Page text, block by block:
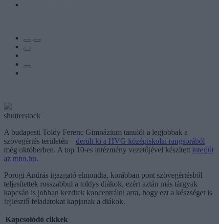
shutterstock
A budapesti Toldy Ferenc Gimnázium tanulói a legjobbak a
szövegértés területén – derült ki a HVG középiskolai rangsorából
még októberben. A top 10-es intézmény vezetőjével készített interjút
az mno.hu.
Porogi András igazgató elmondta, korábban pont szövegértésből
teljesítettek rosszabbul a toldys diákok, ezért aztán más tárgyak
kapcsán is jobban kezdtek koncentrálni arra, hogy ezt a készséget is
fejlesztő feladatokat kapjanak a diákok.
Kapcsolódó cikkek